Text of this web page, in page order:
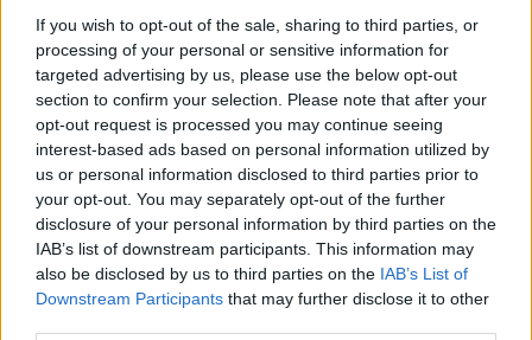
If you wish to opt-out of the sale, sharing to third parties, or
processing of your personal or sensitive information for
targeted advertising by us, please use the below opt-out
section to confirm your selection. Please note that after your
opt-out request is processed you may continue seeing
interest-based ads based on personal information utilized by
us or personal information disclosed to third parties prior to
your opt-out. You may separately opt-out of the further
disclosure of your personal information by third parties on the
IAB’s list of downstream participants. This information may
also be disclosed by us to third parties on the IAB’s List of
Downstream Participants that may further disclose it to other